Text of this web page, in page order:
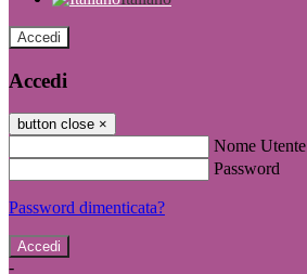
Accedi
Accedi
button close ×
Nome Utente
Password
Password dimenticata?
-